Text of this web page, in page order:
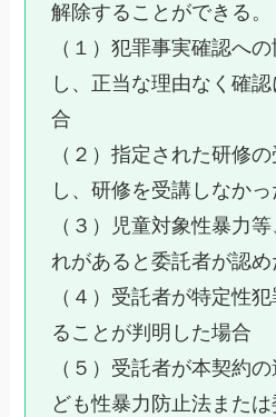
解除することができる。
（１）犯罪事実確認へ
し、正当な理由なく確
合
（２）指定された研修
し、研修を受講しなか
（３）児童対象性暴力
れがあると委託者が認め
（４）受託者が特定性
ることが判明した場合
（５）受託者が本契約
ども性暴力防止法また